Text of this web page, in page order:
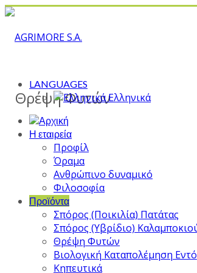
LANGUAGES
Ελληνικά
Η εταιρεία
Προφίλ
Όραμα
Ανθρώπινο δυναμικό
Φιλοσοφία
Προϊόντα
Σπόρος (Ποικιλία) Πατάτας
Σπόρος (Υβρίδιο)
Θρέψη Φυτών
Βιολογική Καταπολέμηση
Κηπευτικά
Θρέψη Φυτών